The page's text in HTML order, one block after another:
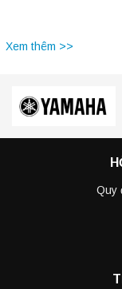
Xem thêm >>
Quy